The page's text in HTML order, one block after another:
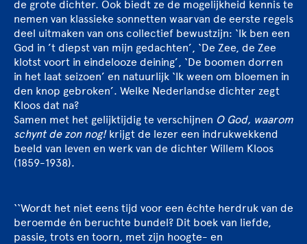
de grote dichter. Ook biedt ze de mogelijkheid kennis te
nemen van klassieke sonnetten waarvan de eerste regels
deel uitmaken van ons collectief bewustzijn: ‘Ik ben een
God in ’t diepst van mijn gedachten’, ‘De Zee, de Zee
klotst voort in eindelooze deining’, ‘De boomen dorren
in het laat seizoen’ en natuurlijk ‘Ik ween om bloemen in
den knop gebroken’. Welke Nederlandse dichter zegt
Kloos dat na?
Samen met het gelijktijdig te verschijnen O God, waarom
schynt de zon nog!krijgt de lezer een indrukwekkend
beeld van leven en werk van de dichter Willem Kloos
(1859-1938).
‘‘Wordt het niet eens tijd voor een échte herdruk van de
beroemde én beruchte bundel? Dit boek van liefde,
passie, trots en toorn, met zijn hoogte- en